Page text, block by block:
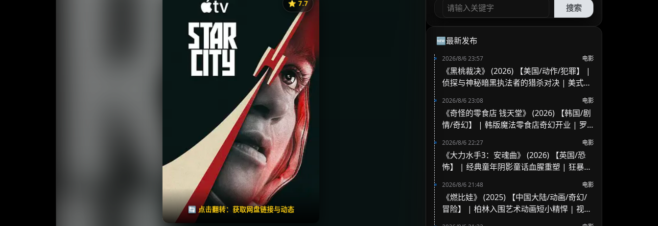
⭐️ 7.7
🔄 点击翻转：获取网盘链接与动态
⭐
收藏
⭐️ 评分：7.7 | 🎬 2026年
📺 连载中
夸克网盘
失效请反馈
🧧️
天天领红包
搜索
🆕最新发布
2026/8/6 23:57 电影
《黑桃裁决》 (2026) 【美国/动作/犯罪】 |
侦探与神秘暗黑执法者的猎杀对决 | 美式B
2026/8/6 23:08 电影
《奇怪的零食店 钱天堂》 (2026) 【韩国/剧
情/奇幻】 | 韩版魔法零食店奇幻开业 | 罗
2026/8/6 22:27 电影
《大力水手3：安魂曲》 (2026) 【英国/恐
怖】 | 经典童年阴影童话血腥重塑 | 狂暴波
2026/8/6 21:48 电影
《燃比娃》 (2025) 【中国大陆/动画/奇幻/
冒险】 | 柏林入围艺术动画短小精悍 | 视觉